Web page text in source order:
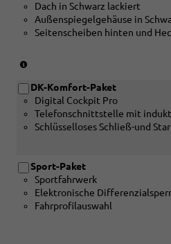
Dach in Schwarz lackiert
Außenspiegelgehäuse in
Seitenscheiben hinten und
Verbindung
mit
den
Außenfarben
[0QA1]
Pure
White
oder
DK-Komfort-Paket
Digital Cockpit Pro
Telefonschnittstelle mit
Schlüsselloses Schließ-und
Sport-Paket
Sportfahrwerk
Elektronische
Fahrprofilauswahl